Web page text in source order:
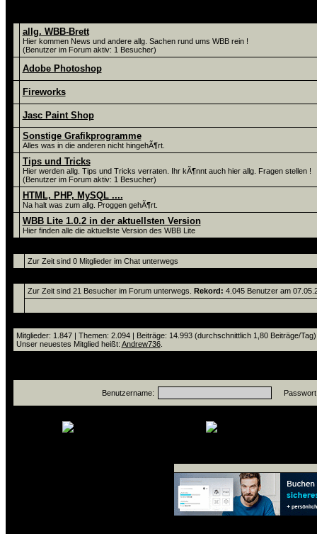
allg. WBB-Brett
Hier kommen News und andere allg. Sachen rund ums WBB rein !
(Benutzer im Forum aktiv: 1 Besucher)
Adobe Photoshop
Fireworks
Jasc Paint Shop
Sonstige Grafikprogramme
Alles was in die anderen nicht hingehÃ¶rt.
Tips und Tricks
Hier werden allg. Tips und Tricks verraten. Ihr kÃ¶nnt auch hier allg. Fragen stellen !
(Benutzer im Forum aktiv: 1 Besucher)
HTML, PHP, MySQL ....
Na halt was zum allg. Proggen gehÃ¶rt.
WBB Lite 1.0.2 in der aktuellsten Version
Hier finden alle die aktuellste Version des WBB Lite
Zur Zeit sind 0 Mitglieder im Chat unterwegs
Zur Zeit sind 21 Besucher im Forum unterwegs. Rekord: 4.045 Benutzer am
Mitglieder: 1.847 | Themen: 2.094 | Beiträge: 14.993 (durchschnittlich 1,80 Beiträge/Tag)
Unser neuestes Mitglied heißt: Andrew736.
Benutzername: